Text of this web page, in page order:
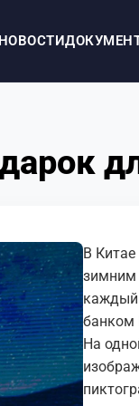
НОВОСТИ
В
зимним
каждый
банком
На